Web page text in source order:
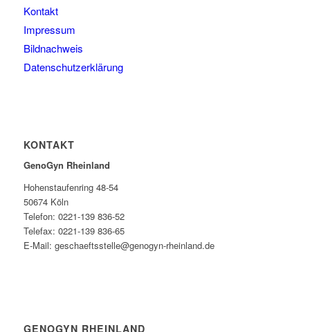
Kontakt
Impressum
Bildnachweis
Datenschutzerklärung
KONTAKT
GenoGyn Rheinland
Hohenstaufenring 48-54
50674 Köln
Telefon: 0221-139 836-52
Telefax: 0221-139 836-65
E-Mail: geschaeftsstelle@genogyn-rheinland.de
GENOGYN RHEINLAND